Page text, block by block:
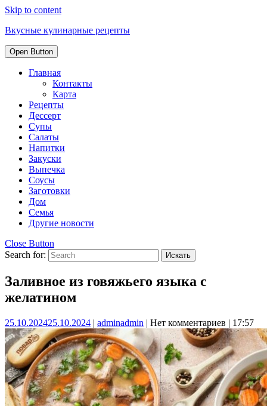
Skip to content
Вкусные кулинарные рецепты
Open Button
Главная
Контакты
Карта
Рецепты
Дессерт
Супы
Салаты
Напитки
Закуски
Выпечка
Соусы
Заготовки
Дом
Семья
Другие новости
Close Button
Search for:
Заливное из говяжьего языка с
желатином
25.10.202425.10.2024 | adminadmin | Нет комментариев | 17:57